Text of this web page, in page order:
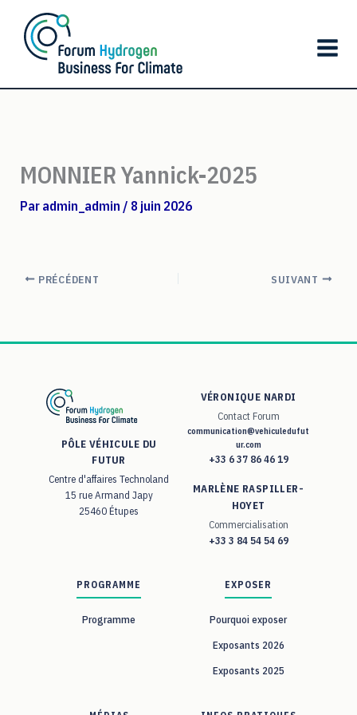
contenu
MONNIER Yannick-2025
Paradmin_admin / 8 juin 2026
PRÉCÉDENT SUIVANT
PÔLE VÉHICULE DU
FUTUR
Centre d'affaires Technoland
15 rue Armand Japy
25460 Étupes
PROGRAMME
Programme
EXPOSER
Pourquoi exposer
Exposants 2026
Exposants 2025
VÉRONIQUE NARDI
Contact Forum
communication@vehiculedufut
ur.com
+33 6 37 86 46 19
MARLÈNE RASPILLER-
HOYET
Commercialisation
+33 3 84 54 54 69